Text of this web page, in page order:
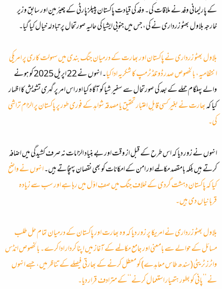
کے پارلیمانی وفد نے ملاقات کی۔ وفد کی قیادت پاکستان پیپلز پارٹی کے چیئرمین اور سابق وزیر
خارجہ بلاول بھٹو زرداری نے کی، جس میں جنوبی ایشیا کی حالیہ صورتحال پر تبادلہ خیال کیا گیا۔
بلاول بھٹو زرداری نے پاکستان اور بھارت کے درمیان جنگ بندی میں سہولت کاری پر امریکی
انتظامیہ، بالخصوص صدر ڈونلڈ ٹرمپ کا شکریہ ادا کیا
۔ انہوں نے 22 اپریل 2025 کو ہونے
والے پہلگام حملے کے بعد کی صورتحال سے سفیر شیا کو آگاہ کیا اور اس امر پر گہری تشویش کا اظہار
کیا کہبھارت نے بغیر کسی قابلِ اعتبار تحقیق یا مصدقہ شواہد کے فوری طور پر پاکستان پر الزام تراشی
کی۔
انہوں نے زور دیا کہ اس طرح کے قبل از وقت اور بے بنیاد الزامات نہ صرف کشیدگی میں اضافہ
کرتے ہیں بلکہ بامقصد مکالمے اور امن کے امکانات کو بھی نقصان پہنچاتے ہیں۔انہوں نے واضح
کیا کہ پاکستان دہشت گردی کے خلاف جنگ میں صفِ اوّل میں رہا ہے اور سب سے زیادہ
قربانیاں دی ہیں۔
بلاول بھٹو زرداری نے امریکا پر زور دیا کہ وہ بھارت اور پاکستان کے درمیان تمام حل طلب
مسائل کے حوالے سے بامعنی اور جامع مکالمے کے آغاز میں اپنا کردار ادا کرے۔ بالخصوص انڈس
واٹرز ٹریٹی (سندھ طاس معاہدے) کو معطل کرنے کے بھارتی فیصلے کے تناظر میں، جسے انہوں
نے ’’پانی کو بطور ہتھیار استعمال کرنے‘‘کے مترادف قرار دیا۔